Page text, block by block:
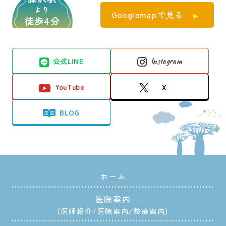
より
徒歩4分 Googlemapで見る
公式LINE Instagram
YouTube X
BLOG
ホーム
医院案内
医師紹介 医院案内 診療案内